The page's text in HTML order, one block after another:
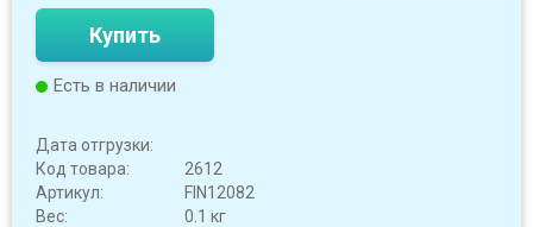
Купить
Есть в наличии
Дата отгрузки:
Код товара:
2612
Артикул:
FIN12082
Вес:
0.1 кг